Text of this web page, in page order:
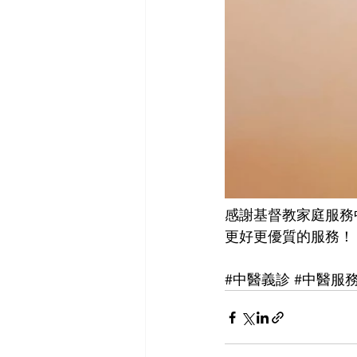
感謝基督教家庭服
更好更優質的服務！
#中醫義診 #中醫服